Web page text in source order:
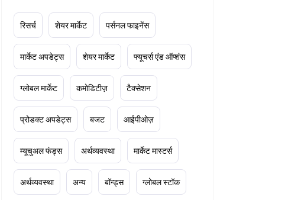
रिसर्च शेयर मार्केट पर्सनल फाइनेंस
मार्केट अपडेट्स शेयर मार्केट फ्यूचर्स एंड ऑप्शंस
ग्लोबल मार्केट कमोडिटीज़ टैक्सेशन
प्रोडक्ट अपडेट्स बजट आईपीओज़
म्यूचुअल फंड्स अर्थव्यवस्था मार्केट मास्टर्स
अर्थव्यवस्था अन्य बॉन्ड्स ग्लोबल स्टॉक